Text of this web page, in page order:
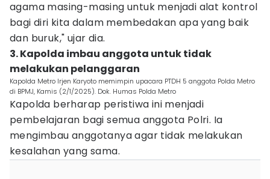
agama masing-masing untuk menjadi alat kontrol
bagi diri kita dalam membedakan apa yang baik
dan buruk," ujar dia.
3. Kapolda imbau anggota untuk tidak
melakukan pelanggaran
Kapolda Metro Irjen Karyoto memimpin upacara PTDH 5 anggota Polda Metro
di BPMJ, Kamis (2/1/2025). Dok. Humas Polda Metro
Kapolda berharap peristiwa ini menjadi
pembelajaran bagi semua anggota Polri. Ia
mengimbau anggotanya agar tidak melakukan
kesalahan yang sama.